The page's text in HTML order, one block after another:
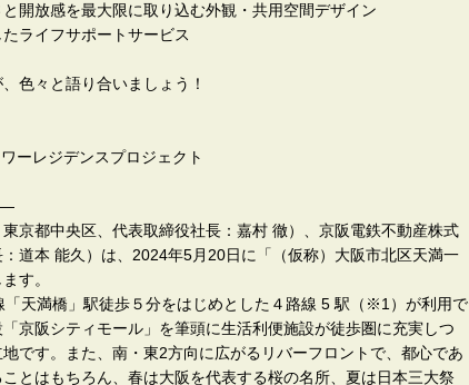
開放感を最大限に取り込む外観・共用空間デザイン
ライフサポートサービス
色々と語り合いましょう！
ーレジデンスプロジェクト
―
京都中央区、代表取締役社長：嘉村 徹）、京阪電鉄不動産株式
道本 能久）は、2024年5月20日に「（仮称）大阪市北区天満一
す。
天満橋」駅徒歩５分をはじめとした４路線 5 駅（※1）が利用で
京阪シティモール」を筆頭に生活利便施設が徒歩圏に充実しつ
です。また、南・東2方向に広がるリバーフロントで、都心であ
とはもちろん、春は大阪を代表する桜の名所、夏は日本三大祭